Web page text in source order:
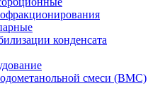
конденсата
смеси (BMC)